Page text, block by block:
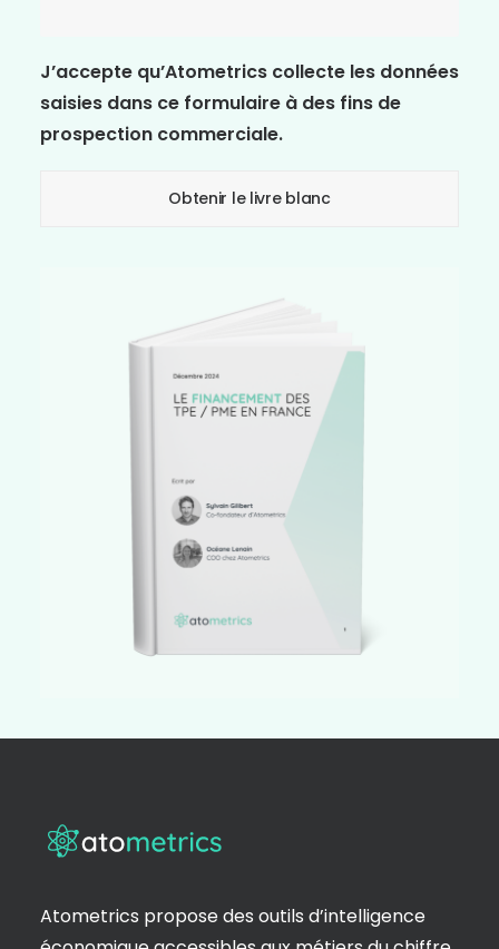
J’accepte qu’Atometrics collecte les données
saisies dans ce formulaire à des fins de
prospection commerciale.
Atometrics propose des outils d’intelligence